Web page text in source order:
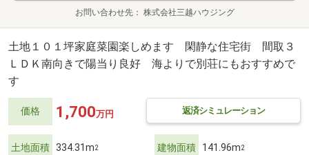
お問い合わせ先 株式会社三越ハウジング
土地１０１坪家庭菜園楽しめます 閑静な住宅街 間取３
ＬＤＫ南向きで陽当り良好 海よりで別荘にもおすすめで
す
価格 返済シミュレーション
1,700万円
土地面積 334.31m2 建物面積 141.96m2